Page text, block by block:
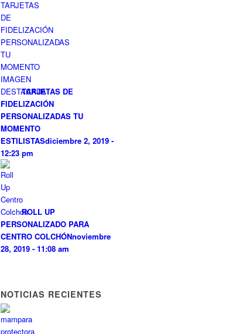
TARJETAS DE
FIDELIZACIÓN
PERSONALIZADAS TU
MOMENTO
ESTILISTASdiciembre 2, 2019 -
12:23 pm
ROLL UP
PERSONALIZADO PARA
CENTRO COLCHÓNnoviembre
28, 2019 - 11:08 am
NOTICIAS RECIENTES